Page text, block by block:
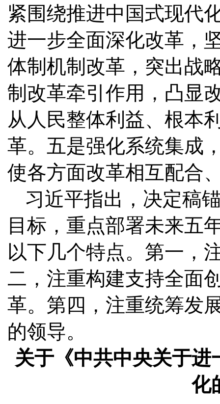
紧围绕推进中国式现代
进一步全面深化改革，
体制机制改革，突出战
制改革牵引作用，凸显
从人民整体利益、根本
革。五是强化系统集成
使各方面改革相互配合
习近平指出，决定稿
目标，重点部署未来五
以下几个特点。第一，
二，注重构建支持全面
革。第四，注重统筹发
的领导。
关于《中共中央关于
化